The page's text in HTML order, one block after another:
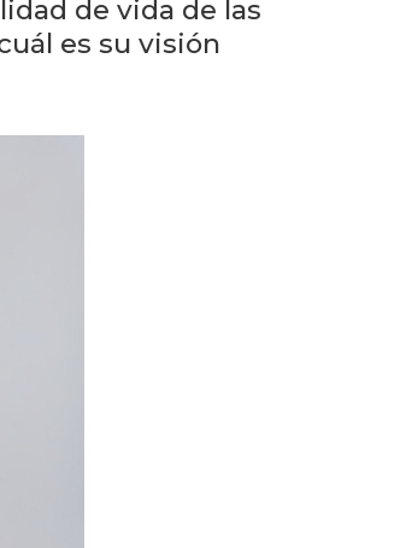
de vida de las
es su visión